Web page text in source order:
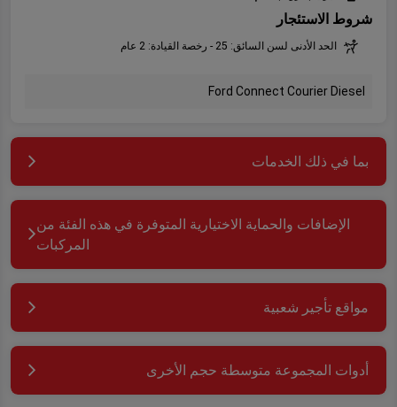
شروط الاستئجار
الحد الأدنى لسن السائق: 25 - رخصة القيادة: 2 عام
Ford Connect Courier Diesel
بما في ذلك الخدمات
الإضافات والحماية الاختيارية المتوفرة في هذه الفئة من
المركبات
مواقع تأجير شعبية
أدوات المجموعة متوسطة حجم الأخرى